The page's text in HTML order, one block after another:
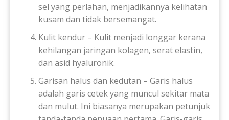
sel yang perlahan, menjadikannya kelihatan
kusam dan tidak bersemangat.
Kulit kendur – Kulit menjadi longgar kerana
kehilangan jaringan kolagen, serat elastin,
dan asid hyaluronik.
Garisan halus dan kedutan – Garis halus
adalah garis cetek yang muncul sekitar mata
dan mulut. Ini biasanya merupakan petunjuk